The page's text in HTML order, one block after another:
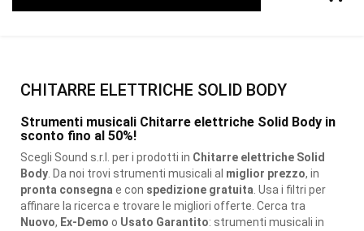
CHITARRE ELETTRICHE SOLID BODY
Strumenti musicali Chitarre elettriche Solid Body in
sconto fino al 50%!
Scegli Sound s.r.l. per i prodotti in Chitarre elettriche Solid
Body . Da noi trovi strumenti musicali al miglior prezzo, in
pronta consegna e con spedizione gratuita . Usa i filtri per
affinare la ricerca e trovare le migliori offerte. Cerca tra
Nuovo, Ex-Demo o Usato Garantito: strumenti musicali in